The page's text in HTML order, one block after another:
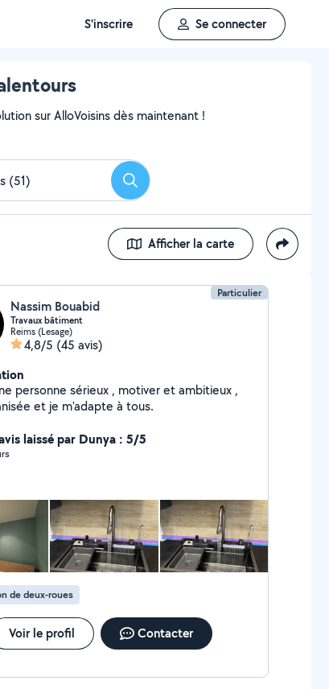
S'inscrire Se connecter
sur AlloVoisins dès maintenant !
Rechercher
Afficher la carte
Particulier
Nassim Bouabid
Travaux bâtiment
Reims (Lesage)
4,8/5 (45 avis)
personne sérieux , motiver et ambitieux ,
et je m'adapte à tous.
laissé par Dunya : 5/5
de deux-roues
Voir le profil Contacter